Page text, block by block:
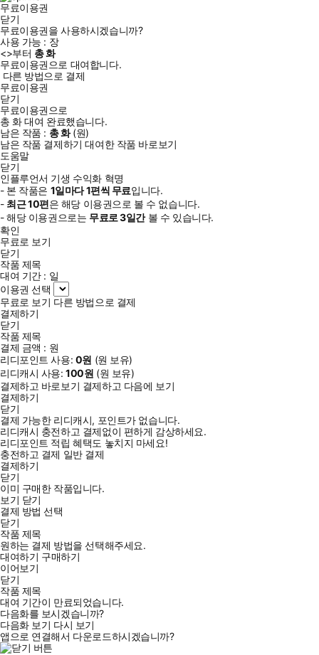
무료이용권
닫기
무료이용권을 사용하시겠습니까?
사용 가능 : 장
<>부터 총화
무료이용권으로 대여합니다.
다른 방법으로 결제
무료이용권
닫기
무료이용권으로
총 화대여 완료했습니다.
남은 작품 : 총화(원)
남은 작품 결제하기 대여한 작품 바로보기
도움말
닫기
인플루언서 기생 수익화 혁명
- 본 작품은 1일마다1편씩 무료입니다.
- 최근10편은 해당 이용권으로 볼 수 없습니다.
- 해당 이용권으로는 무료로3일간볼 수 있습니다.
확인
무료로 보기
닫기
작품 제목
대여 기간 : 일
이용권 선택
무료로 보기 다른 방법으로 결제
결제하기
닫기
작품 제목
결제 금액 : 원
리디포인트 사용: 0원 (원 보유)
리디캐시 사용:100원 (원 보유)
결제하고 바로보기 결제하고 다음에 보기
결제하기
닫기
결제 가능한 리디캐시, 포인트가 없습니다.
리디캐시 충전하고 결제없이 편하게 감상하세요.
리디포인트 적립 혜택도 놓치지 마세요!
충전하고 결제 일반 결제
결제하기
닫기
이미 구매한 작품입니다.
보기 닫기
결제 방법 선택
닫기
작품 제목
원하는 결제 방법을 선택해주세요.
대여하기 구매하기
이어보기
닫기
작품 제목
대여 기간이 만료되었습니다.
다음화를 보시겠습니까?
다음화 보기 다시 보기
앱으로 연결해서 다운로드하시겠습니까?